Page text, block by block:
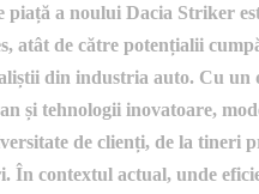
piață a noului Dacia Striker
atât de către potențialii
din industria auto. Cu un
și tehnologii inovatoare,
de clienți, de la tineri
În contextul actual, unde